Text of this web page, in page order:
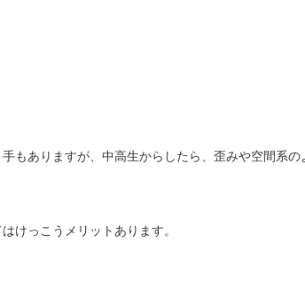
もありますが、中高生からしたら、歪みや空間系
けっこうメリットあります。